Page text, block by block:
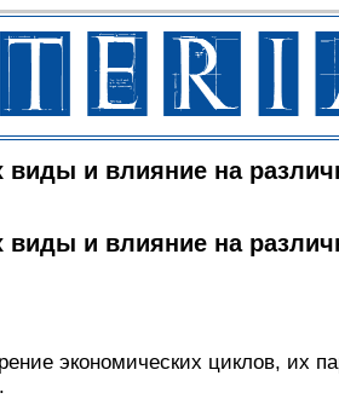
виды и влияние на
виды и влияние на
экономических циклов, их